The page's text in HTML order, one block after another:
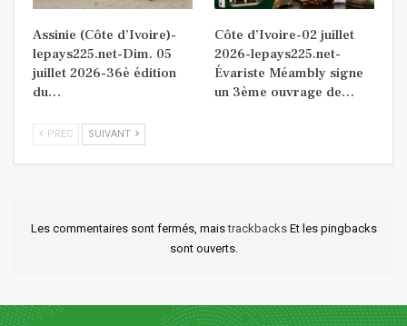
Assinie (Côte d’Ivoire)-
lepays225.net-Dim. 05
juillet 2026-36è édition
du…
Côte d’Ivoire-02 juillet
2026-lepays225.net-
Évariste Méambly signe
un 3ème ouvrage de…
PREC SUIVANT
Les commentaires sont fermés, maistrackbacks Et les pingbacks
sont ouverts.